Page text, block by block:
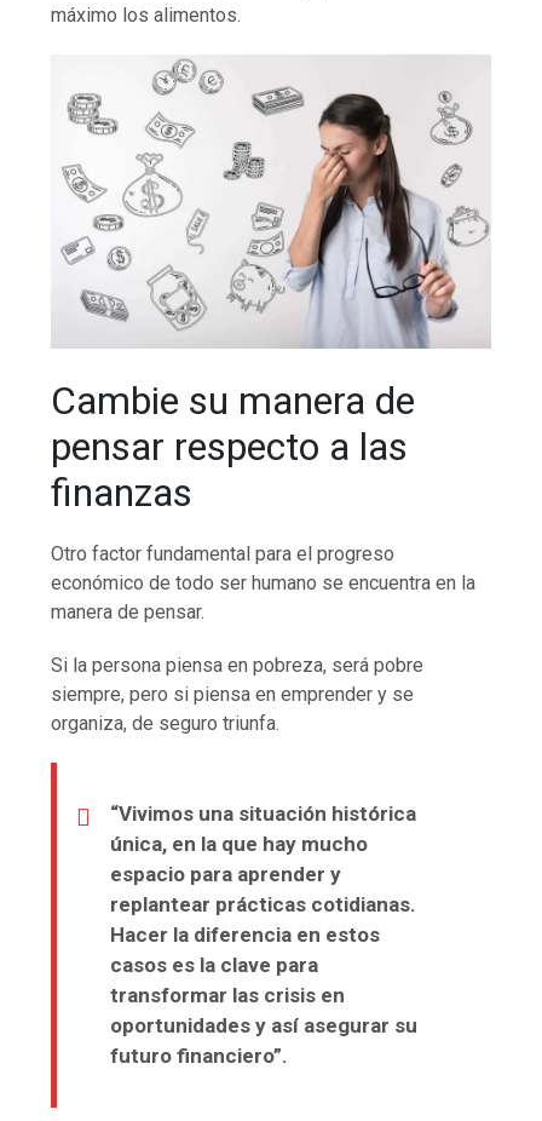
máximo los alimentos.
Cambie su manera de
pensar respecto a las
finanzas
Otro factor fundamental para el progreso
económico de todo ser humano se encuentra en la
manera de pensar.
Si la persona piensa en pobreza, será pobre
siempre, pero si piensa en emprender y se
organiza, de seguro triunfa.
“Vivimos una situación histórica
única, en la que hay mucho
espacio para aprender y
replantear prácticas cotidianas.
Hacer la diferencia en estos
casos es la clave para
transformar las crisis en
oportunidades y así asegurar su
futuro financiero”.